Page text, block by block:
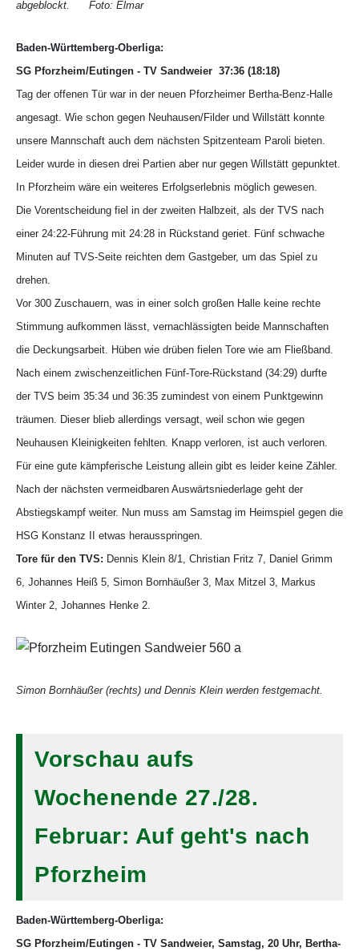
abgeblockt. Foto: Elmar
Baden-Württemberg-Oberliga:
SG Pforzheim/Eutingen - TV Sandweier 37:36 (18:18)
Tag der offenen Tür war in der neuen Pforzheimer Bertha-Benz-Halle
angesagt. Wie schon gegen Neuhausen/Filder und Willstätt konnte
unsere Mannschaft auch dem nächsten Spitzenteam Paroli bieten.
Leider wurde in diesen drei Partien aber nur gegen Willstätt gepunktet.
In Pforzheim wäre ein weiteres Erfolgserlebnis möglich gewesen.
Die Vorentscheidung fiel in der zweiten Halbzeit, als der TVS nach
einer 24:22-Führung mit 24:28 in Rückstand geriet. Fünf schwache
Minuten auf TVS-Seite reichten dem Gastgeber, um das Spiel zu
drehen.
Vor 300 Zuschauern, was in einer solch großen Halle keine rechte
Stimmung aufkommen lässt, vernachlässigten beide Mannschaften
die Deckungsarbeit. Hüben wie drüben fielen Tore wie am Fließband.
Nach einem zwischenzeitlichen Fünf-Tore-Rückstand (34:29) durfte
der TVS beim 35:34 und 36:35 zumindest von einem Punktgewinn
träumen. Dieser blieb allerdings versagt, weil schon wie gegen
Neuhausen Kleinigkeiten fehlten. Knapp verloren, ist auch verloren.
Für eine gute kämpferische Leistung allein gibt es leider keine Zähler.
Nach der nächsten vermeidbaren Auswärtsniederlage geht der
Abstiegskampf weiter. Nun muss am Samstag im Heimspiel gegen die
HSG Konstanz II etwas herausspringen.
Tore für den TVS: Dennis Klein 8/1, Christian Fritz 7, Daniel Grimm
6, Johannes Heiß 5, Simon Bornhäußer 3, Max Mitzel 3, Markus
Winter 2, Johannes Henke 2.
Simon Bornhäußer (rechts) und Dennis Klein werden festgemacht.
Vorschau aufs
Wochenende 27./28.
Februar: Auf geht's nach
Pforzheim
Baden-Württemberg-Oberliga:
SG Pforzheim/Eutingen - TV Sandweier, Samstag, 20 Uhr, Bertha-